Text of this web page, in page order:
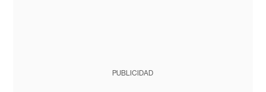
PUBLICIDAD